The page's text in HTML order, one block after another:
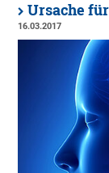
Ursache
16.03.2017